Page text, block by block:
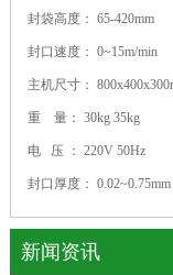
封袋高度： 65-420mm
封口速度： 0~15m/min
主机尺寸：
重 量： 30kg 35kg
电 压 ： 220V 50Hz
封口厚度： 0.02~0.75mm
新闻资讯